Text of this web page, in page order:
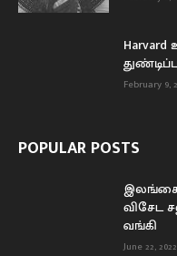
February 9,
POPULAR POSTS
விசேட
வங்கி
June 22, 2022